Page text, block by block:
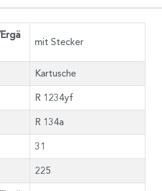
mit Stecker
Kartusche
R 1234yf
R 134a
31
225